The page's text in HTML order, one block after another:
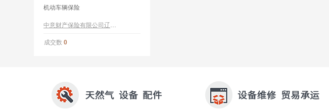
机动车辆保险
成交数 0